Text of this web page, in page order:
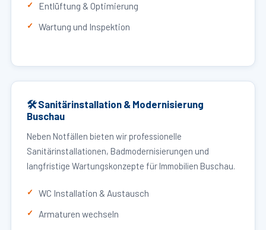
Entlüftung & Optimierung
Wartung und Inspektion
🛠 Sanitärinstallation & Modernisierung
Buschau
Neben Notfällen bieten wir professionelle
Sanitärinstallationen, Badmodernisierungen und
langfristige Wartungskonzepte für Immobilien Buschau.
WC Installation & Austausch
Armaturen wechseln